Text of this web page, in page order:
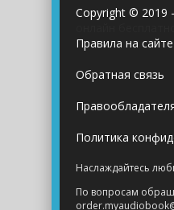
Copyright © 2019
Правила на сайте
Обратная связь
Политика
Наслаждайтесь
По вопросам